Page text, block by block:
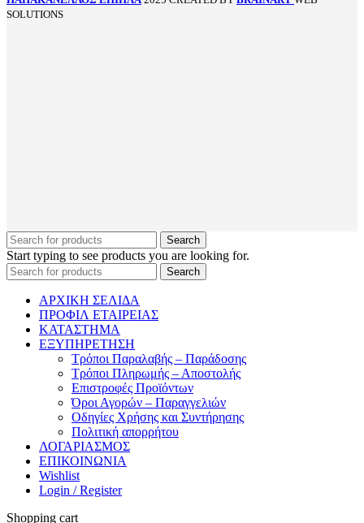
SOLUTIONS
Search
Start typing to see products you are looking for.
Search
ΑΡΧΙΚΗ ΣΕΛΙΔΑ
ΠΡΟΦΙΛ ΕΤΑΙΡΕΙΑΣ
ΚΑΤΑΣΤΗΜΑ
ΕΞΥΠΗΡΕΤΗΣΗ
Τρόποι Παραλαβής – Παράδοσης
Τρόποι Πληρωμής – Αποστολής
Επιστροφές Προϊόντων
Όροι Αγορών – Παραγγελιών
Οδηγίες Χρήσης και Συντήρησης
Πολιτική απορρήτου
ΛΟΓΑΡΙΑΣΜΟΣ
ΕΠΙΚΟΙΝΩΝΙΑ
Wishlist
Login / Register
Shopping cart